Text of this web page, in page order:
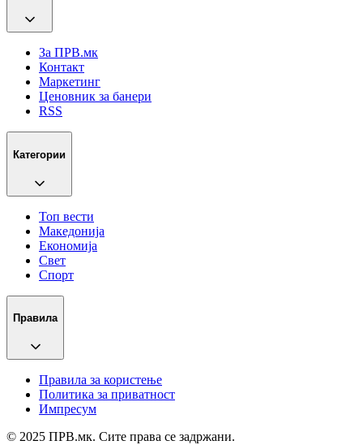
За ПРВ.мк
Контакт
Маркетинг
Ценовник за банери
RSS
Категории
Топ вести
Македонија
Економија
Свет
Спорт
Правила
Правила за користење
Политика за приватност
Импресум
© 2025 ПРВ.мк. Сите права се задржани.